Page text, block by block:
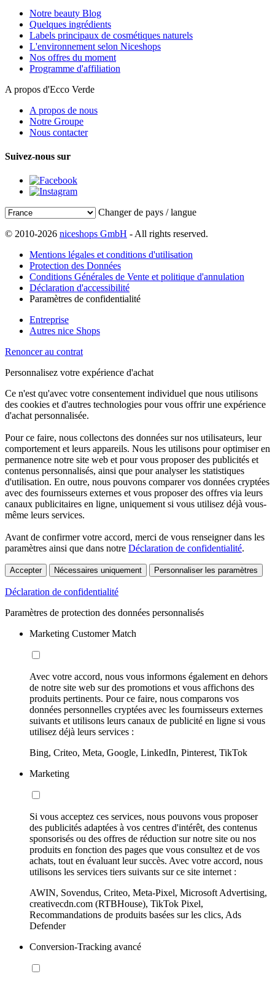
Notre beauty Blog
Quelques ingrédients
Labels principaux de cosmétiques naturels
L'environnement selon Niceshops
Nos offres du moment
Programme d'affiliation
A propos d'Ecco Verde
A propos de nous
Notre Groupe
Nous contacter
Suivez-nous sur
Changer de pays / langue
© 2010-2026 niceshops GmbH - All rights reserved.
Mentions légales et conditions d'utilisation
Protection des Données
Conditions Générales de Vente et politique d'annulation
Déclaration d'accessibilité
Paramètres de confidentialité
Entreprise
Autres nice Shops
Renoncer au contrat
Personnalisez votre expérience d'achat
Ce n'est qu'avec votre consentement individuel que nous utilisons
des cookies et d'autres technologies pour vous offrir une expérience
d'achat personnalisée.
Pour ce faire, nous collectons des données sur nos utilisateurs, leur
comportement et leurs appareils. Nous les utilisons pour optimiser en
permanence notre site web et pour vous proposer des publicités et
contenus personnalisés, ainsi que pour analyser les statistiques
d'utilisation. En outre, nous pouvons comparer vos données cryptées
avec des fournisseurs externes et vous proposer des offres via leurs
canaux publicitaires en ligne, uniquement si vous utilisez déjà vous-
même leurs services.
Avant de confirmer votre accord, merci de vous renseigner dans les
paramètres ainsi que dans notre Déclaration de confidentialité.
Accepter Nécessaires uniquement Personnaliser les paramètres
Déclaration de confidentialité
Paramètres de protection des données personnalisés
Marketing Customer Match
Avec votre accord, nous vous informons également en dehors
de notre site web sur des promotions et vous affichons des
produits pertinents. Pour ce faire, nous comparons vos
données personnelles cryptées avec les fournisseurs externes
suivants et utilisons leurs canaux de publicité en ligne si vous
utilisez déjà leurs services :
Bing, Criteo, Meta, Google, LinkedIn, Pinterest, TikTok
Marketing
Si vous acceptez ces services, nous pouvons vous proposer
des publicités adaptées à vos centres d'intérêt, des contenus
sponsorisés ou des offres de réduction sur notre site ou nos
produits en fonction des pages que vous consultez et de vos
achats, tout en évaluant leur succès. Avec votre accord, nous
utilisons les services tiers suivants sur ce site internet :
AWIN, Sovendus, Criteo, Meta-Pixel, Microsoft Advertising,
creativecdn.com (RTBHouse), TikTok Pixel,
Recommandations de produits basées sur les clics, Ads
Defender
Conversion-Tracking avancé